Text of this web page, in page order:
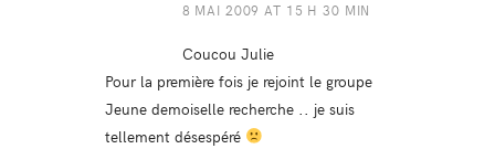
8 MAI 2009 AT 15 H 30 MIN
Coucou Julie
Pour la première fois je rejoint le groupe
Jeune demoiselle recherche .. je suis
tellement désespéré